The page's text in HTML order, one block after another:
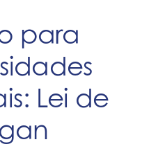
para
Lei de